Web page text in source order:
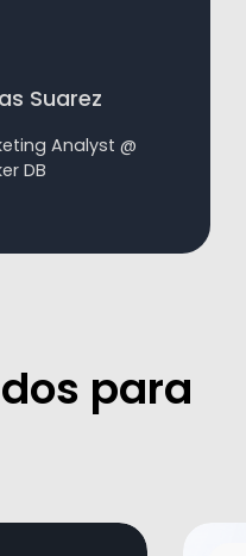
Suarez
Analyst @
DB
para